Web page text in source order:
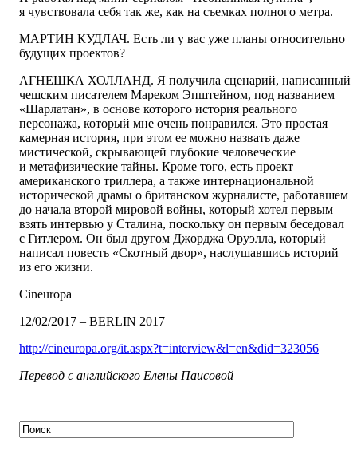
я чувствовала себя так же, как на съемках полного метра.
МАРТИН КУДЛАЧ. Есть ли у вас уже планы относительно
будущих проектов?
АГНЕШКА ХОЛЛАНД. Я получила сценарий, написанный
чешским писателем Мареком Эпштейном, под названием
«Шарлатан», в основе которого история реального
персонажа, который мне очень понравился. Это простая
камерная история, при этом ее можно назвать даже
мистической, скрывающей глубокие человеческие
и метафизические тайны. Кроме того, есть проект
американского триллера, а также интерна­циональной
исторической драмы о британском журналисте, работавшем
до начала второй мировой войны, который хотел первым
взять интервью у Сталина, поскольку он первым беседовал
с Гитлером. Он был другом Джорджа Оруэлла, который
написал повесть «Скотный двор», наслушавшись историй
из его жизни.
Cineuropa
12/02/2017 – BERLIN 2017
http://cineuropa.org/it.aspx?t=interview&l=en&did=323056
Перевод с английского Елены Паисовой